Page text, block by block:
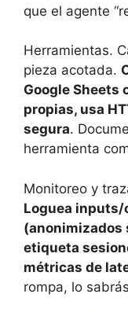
que el agente
Herramientas.
pieza acotada.
Google Sheets
propias, usa
segura.
herramienta
Monitoreo y
Loguea
(anonimizados
etiqueta
métricas de
rompa, lo